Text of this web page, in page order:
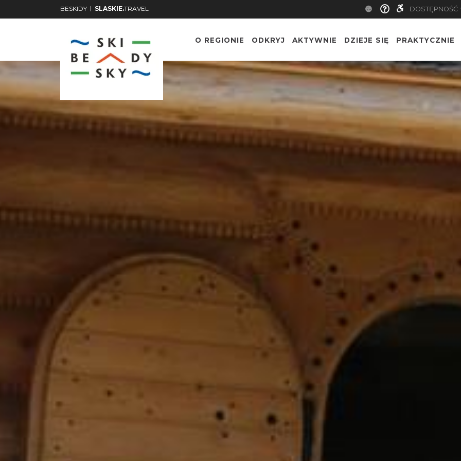
BESKIDY | SLASKIE.TRAVEL DOSTĘPNOŚĆ
O REGIONIE ODKRYJ AKTYWNIE DZIEJE SIĘ PRAKTYCZNIE